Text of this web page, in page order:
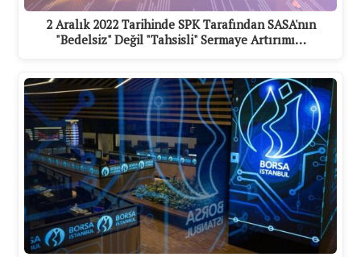
2 Aralık 2022 Tarihinde SPK Tarafından SASA'nın
"Bedelsiz" Değil "Tahsisli" Sermaye Artırımı…